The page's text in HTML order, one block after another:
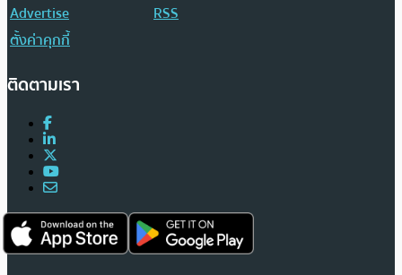
Advertise
RSS
ตั้งค่าคุกกี้
ติดตามเรา